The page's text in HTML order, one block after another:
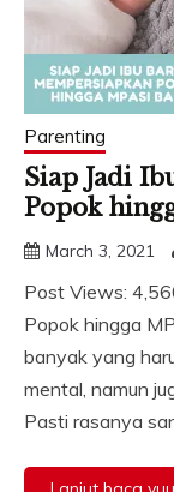
Parenting
Siap Jadi
Popok
March 3, 2021
Post Views:
Popok hingga
banyak yang
mental, namun
Pasti rasanya